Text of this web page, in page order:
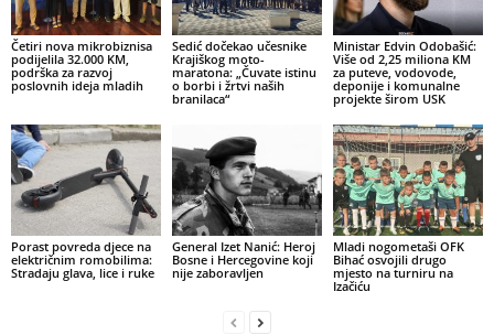
Četiri nova mikrobiznisa
podijelila 32.000 KM,
podrška za razvoj
poslovnih ideja mladih
Sedić dočekao učesnike
Krajiškog moto-
maratona: „Čuvate istinu
o borbi i žrtvi naših
branilaca“
Ministar Edvin Odobašić:
Više od 2,25 miliona KM
za puteve, vodovode,
deponije i komunalne
projekte širom USK
Porast povreda djece na
električnim romobilima:
Stradaju glava, lice i ruke
General Izet Nanić: Heroj
Bosne i Hercegovine koji
nije zaboravljen
Mladi nogometaši OFK
Bihać osvojili drugo
mjesto na turniru na
Izačiću